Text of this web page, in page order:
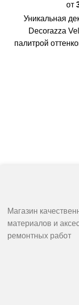
от
Уникальная
Decorazza
палитрой
нанесение
покрытий.
Магазин
материалов и
ремонтных работ